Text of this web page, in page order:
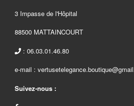
3 Impasse de l'Hôpital
88500 MATTAINCOURT
: 06.03.01.46.80
e-mail :
Suivez-nous :